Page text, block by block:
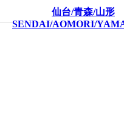
仙台/青森/山形
SENDAI/AOMORI/